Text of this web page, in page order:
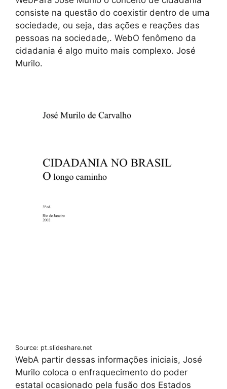
consiste na questão do coexistir dentro de uma
sociedade, ou seja, das ações e reações das
pessoas na sociedade,. WebO fenômeno da
cidadania é algo muito mais complexo. José
Murilo.
Source: pt.slideshare.net
WebA partir dessas informações iniciais, José
Murilo coloca o enfraquecimento do poder
estatal ocasionado pela fusão dos Estados